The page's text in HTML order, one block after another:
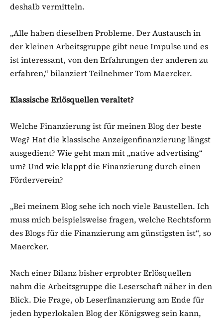
deshalb vermitteln.
„Alle haben dieselben Probleme. Der Austausch in
der kleinen Arbeitsgruppe gibt neue Impulse und es
ist interessant, von den Erfahrungen der anderen zu
erfahren,“ bilanziert Teilnehmer Tom Maercker.
Klassische Erlösquellen veraltet?
Welche Finanzierung ist für meinen Blog der beste
Weg? Hat die klassische Anzeigenfinanzierung längst
ausgedient? Wie geht man mit „native advertising“
um? Und wie klappt die Finanzierung durch einen
Förderverein?
„Bei meinem Blog sehe ich noch viele Baustellen. Ich
muss mich beispielsweise fragen, welche Rechtsform
des Blogs für die Finanzierung am günstigsten ist“, so
Maercker.
Nach einer Bilanz bisher erprobter Erlösquellen
nahm die Arbeitsgruppe die Leserschaft näher in den
Blick. Die Frage, ob Leserfinanzierung am Ende für
jeden hyperlokalen Blog der Königsweg sein kann,